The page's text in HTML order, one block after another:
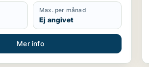
Max. per månad
Ej angivet
Mer info